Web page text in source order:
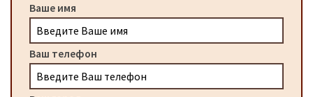
Ваше имя
Ваш телефон